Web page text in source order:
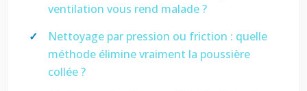
ventilation vous rend malade ?
Nettoyage par pression ou friction : quelle
méthode élimine vraiment la poussière
collée ?